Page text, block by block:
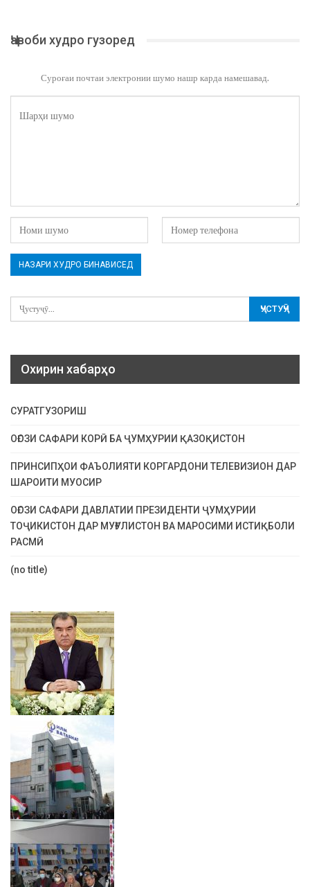
Ҷавоби худро гузоред
Суроғаи почтаи электронии шумо нашр карда намешавад.
Охирин хабарҳо
СУРАТГУЗОРИШ
ОҒОЗИ САФАРИ КОРӢ БА ҶУМҲУРИИ ҚАЗОҚИСТОН
ПРИНСИПҲОИ ФАЪОЛИЯТИ КОРГАРДОНИ ТЕЛЕВИЗИОН ДАР
ШАРОИТИ МУОСИР
ОҒОЗИ САФАРИ ДАВЛАТИИ ПРЕЗИДЕНТИ ҶУМҲУРИИ
ТОҶИКИСТОН ДАР МУҒУЛИСТОН ВА МАРОСИМИ ИСТИҚБОЛИ
РАСМӢ
(no title)